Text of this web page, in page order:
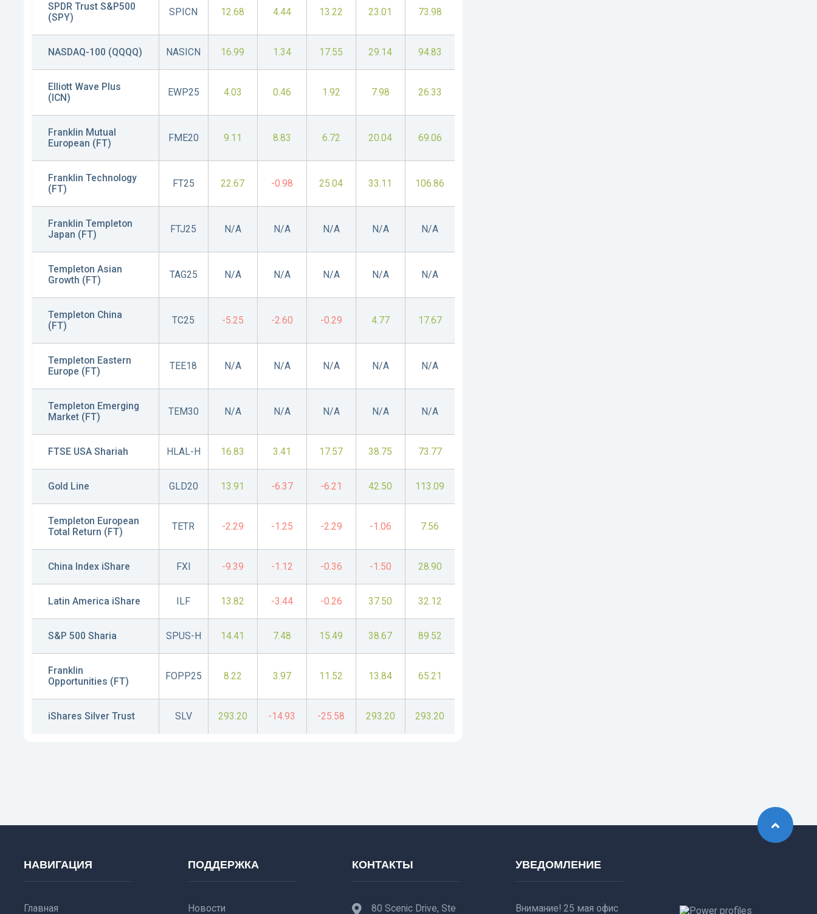
SPDR Trust S&P500
(SPY)
SPICN 12.68 4.44 13.22 23.01 73.98
NASDAQ-100 (QQQQ) NASICN 16.99 1.34 17.55 29.14 94.83
Elliott Wave Plus
(ICN)
EWP25 4.03 0.46 1.92 7.98 26.33
Franklin Mutual
European (FT)
FME20 9.11 8.83 6.72 20.04 69.06
Franklin Technology
(FT)
FT25 22.67 -0.98 25.04 33.11 106.86
Franklin Templeton
Japan (FT)
FTJ25 N/A N/A N/A N/A N/A
Templeton Asian
Growth (FT)
TAG25 N/A N/A N/A N/A N/A
Templeton China
(FT)
TC25 -5.25 -2.60 -0.29 4.77 17.67
Templeton Eastern
Europe (FT)
TEE18 N/A N/A N/A N/A N/A
Templeton Emerging
Market (FT)
TEM30 N/A N/A N/A N/A N/A
FTSE USA Shariah HLAL-H 16.83 3.41 17.57 38.75 73.77
Gold Line GLD20 13.91 -6.37 -6.21 42.50 113.09
Templeton European
Total Return (FT)
TETR -2.29 -1.25 -2.29 -1.06 7.56
China Index iShare FXI -9.39 -1.12 -0.36 -1.50 28.90
Latin America iShare ILF 13.82 -3.44 -0.26 37.50 32.12
S&P 500 Sharia SPUS-H 14.41 7.48 15.49 38.67 89.52
Franklin
Opportunities (FT)
FOPP25 8.22 3.97 11.52 13.84 65.21
iShares Silver Trust SLV 293.20 -14.93 -25.58 293.20 293.20
НАВИГАЦИЯ
Главная
ПОДДЕРЖКА
Новости
КОНТАКТЫ
80 Scenic Drive, Ste
УВЕДОМЛЕНИЕ
Внимание! 25 мая офис